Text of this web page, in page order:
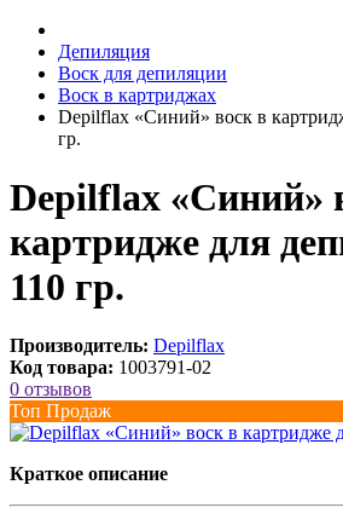
Депиляция
Воск для депиляции
Воск в картриджах
Depilflax «Синий» воск в
гр.
Depilflax «Синий»
картридже для
110 гр.
Производитель: Depilflax
Код товара: 1003791-02
0 отзывов
Топ Продаж
Краткое описание